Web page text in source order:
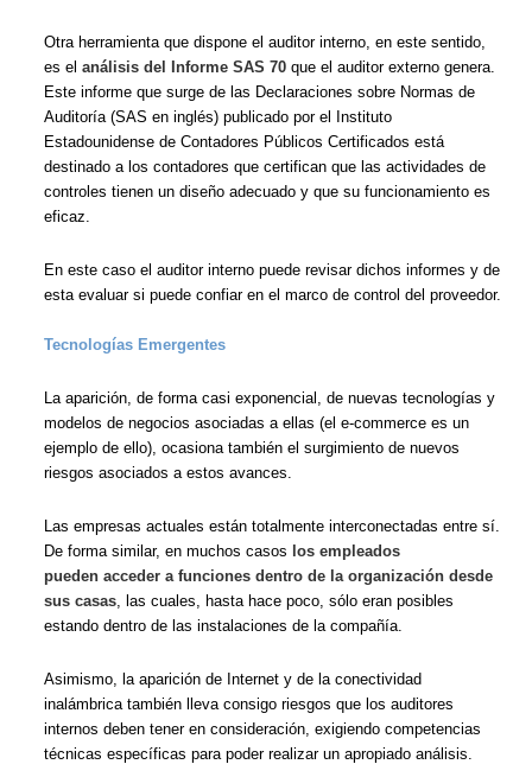
Otra herramienta que dispone el auditor interno, en este sentido,
es el análisis del Informe SAS 70 que el auditor externo genera.
Este informe que surge de las Declaraciones sobre Normas de
Auditoría (SAS en inglés) publicado por el Instituto
Estadounidense de Contadores Públicos Certificados está
destinado a los contadores que certifican que las actividades de
controles tienen un diseño adecuado y que su funcionamiento es
eficaz.
En este caso el auditor interno puede revisar dichos informes y de
esta evaluar si puede confiar en el marco de control del proveedor.
Tecnologías Emergentes
La aparición, de forma casi exponencial, de nuevas tecnologías y
modelos de negocios asociadas a ellas (el e-commerce es un
ejemplo de ello), ocasiona también el surgimiento de nuevos
riesgos asociados a estos avances.
Las empresas actuales están totalmente interconectadas entre sí.
De forma similar, en muchos casos los empleados
pueden acceder a funciones dentro de la organización desde
sus casas, las cuales, hasta hace poco, sólo eran posibles
estando dentro de las instalaciones de la compañía.
Asimismo, la aparición de Internet y de la conectividad
inalámbrica también lleva consigo riesgos que los auditores
internos deben tener en consideración, exigiendo competencias
técnicas específicas para poder realizar un apropiado análisis.